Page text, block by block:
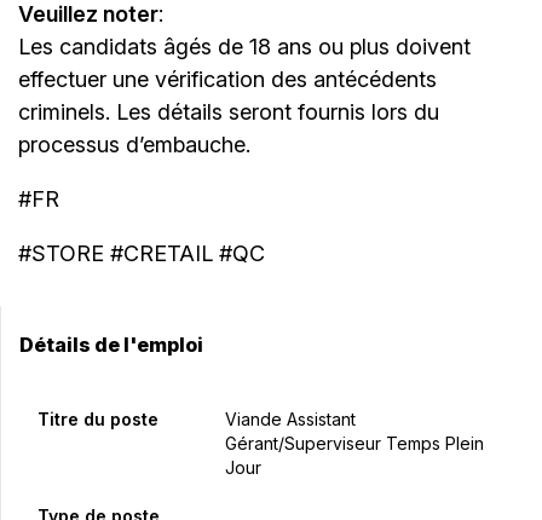
Veuillez noter:
Les candidats âgés de 18 ans ou plus doivent
effectuer une vérification des antécédents
criminels. Les détails seront fournis lors du
processus d’embauche.
#FR
#STORE #CRETAIL #QC
Détails de l'emploi
Titre du poste
Viande Assistant
Gérant/Superviseur Temps Plein
Jour